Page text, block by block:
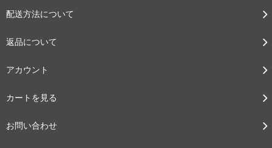
配送方法について
返品について
アカウント
カートを見る
お問い合わせ